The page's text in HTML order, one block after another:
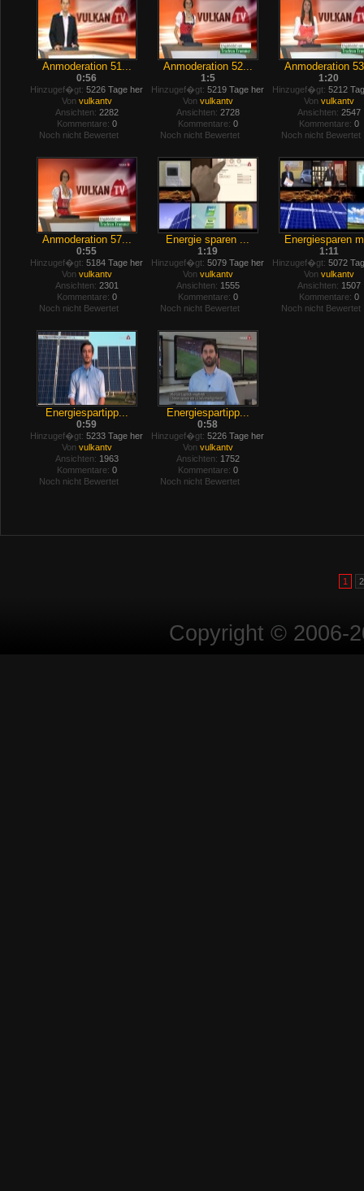
Anmoderation 51...
0:56
Hinzugef�gt: 5226 Tage her
Von vulkantv
Ansichten: 2282
Kommentare: 0
Noch nicht Bewertet
Anmoderation 52...
1:5
Hinzugef�gt: 5219 Tage her
Von vulkantv
Ansichten: 2728
Kommentare: 0
Noch nicht Bewertet
Anmoderation
1:20
Hinzugef�gt: 5212
Von vulkantv
Ansichten: 2547
Kommentare: 0
Noch nicht Bewertet
Anmoderation 57...
0:55
Hinzugef�gt: 5184 Tage her
Von vulkantv
Ansichten: 2301
Kommentare: 0
Noch nicht Bewertet
Energie sparen ...
1:19
Hinzugef�gt: 5079 Tage her
Von vulkantv
Ansichten: 1555
Kommentare: 0
Noch nicht Bewertet
Energiesparen
1:11
Hinzugef�gt: 5072
Von vulkantv
Ansichten: 1507
Kommentare: 0
Noch nicht Bewertet
Energiespartipp...
0:59
Hinzugef�gt: 5233 Tage her
Von vulkantv
Ansichten: 1963
Kommentare: 0
Noch nicht Bewertet
Energiespartipp...
0:58
Hinzugef�gt: 5226 Tage her
Von vulkantv
Ansichten: 1752
Kommentare: 0
Noch nicht Bewertet
1 2
Copyright © 2006-